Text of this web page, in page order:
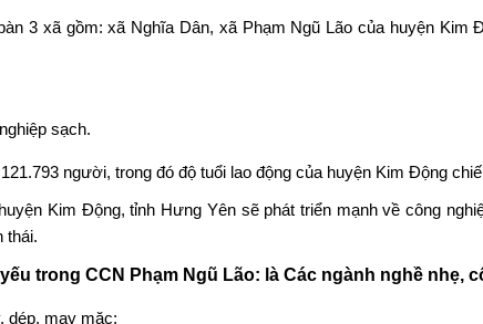
3 xã gồm: xã Nghĩa Dân, xã Phạm Ngũ Lão của huyện Kim
sạch.
người, trong đó độ tuổi lao động của huyện Kim Động
Kim Động, tỉnh Hưng Yên sẽ phát triển mạnh về công
thái.
trong CCN Phạm Ngũ Lão: là Các ngành nghề nhẹ,
dép, may mặc;